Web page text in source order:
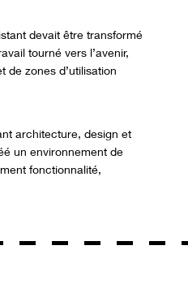
devait être transformé
tourné vers l’avenir,
de zones d’utilisation
architecture, design et
un environnement de
fonctionnalité,